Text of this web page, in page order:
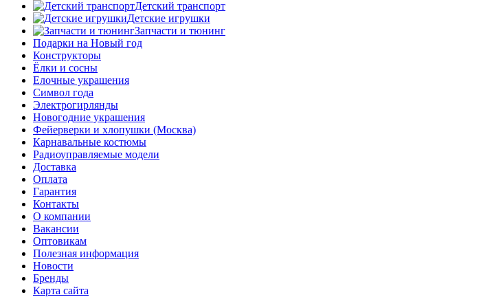
Детский транспорт
Детские игрушки
Запчасти и тюнинг
Подарки на Новый год
Конструкторы
Ёлки и сосны
Елочные украшения
Символ года
Электрогирлянды
Новогодние украшения
Фейерверки и хлопушки (Москва)
Карнавальные костюмы
Радиоуправляемые модели
Доставка
Оплата
Гарантия
Контакты
О компании
Вакансии
Оптовикам
Полезная информация
Новости
Бренды
Карта сайта